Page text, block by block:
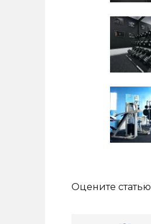
Оцените статью